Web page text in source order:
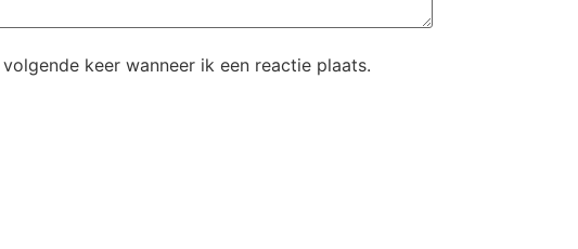
keer wanneer ik een reactie plaats.